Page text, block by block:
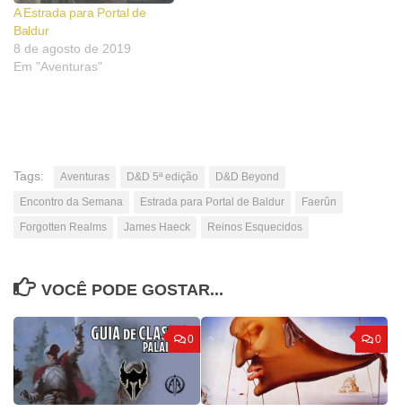
A Estrada para Portal de
Baldur
8 de agosto de 2019
Em "Aventuras"
Tags: Aventuras D&D 5ª edição
D&D Beyond
Encontro da Semana
Estrada para Portal de Baldur
Faerûn
Forgotten Realms
James Haeck Reinos Esquecidos
VOCÊ PODE GOSTAR...
0 0